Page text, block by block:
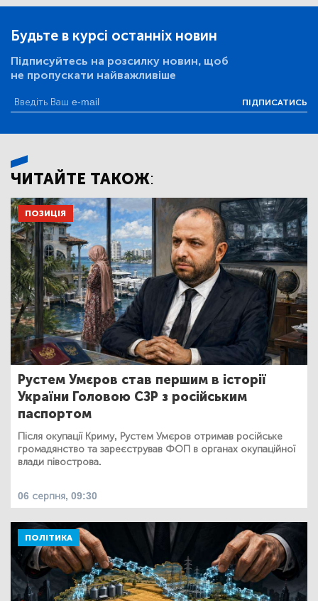
Будьте в курсі останніх новин
Підписуйтесь на розсилку новин, щоб
не пропускати найважливіше
ПІДПИСАТИСЬ
ЧИТАЙТЕ ТАКОЖ:
ПОЗИЦІЯ
Рустем Умєров став першим в історії
України Головою СЗР з російським
паспортом
Після окупації Криму, Рустем Умєров отримав російське
громадянство та зареєстрував ФОП в органах окупаційної
влади півострова.
06 серпня, 09:30
ПОЛІТИКА